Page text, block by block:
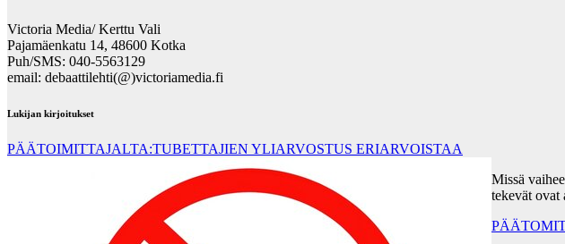
Victoria Media/ Kerttu Vali
Pajamäenkatu 14, 48600 Kotka
Puh/SMS: 040-5563129
email: debaattilehti(@)victoriamedia.fi
Lukijan kirjoitukset
PÄÄTOIMITTAJALTA:TUBETTAJIEN YLIARVOSTUS ERIARVOISTAA
Missä
tekevät ovat